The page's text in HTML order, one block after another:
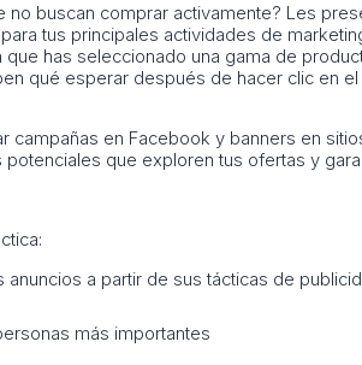
buscan comprar activamente? Les
tus principales actividades de
que has seleccionado una gama de
qué esperar después de hacer clic en el
campañas en Facebook y banners en
potenciales que exploren tus ofertas y
a partir de sus tácticas de
más importantes